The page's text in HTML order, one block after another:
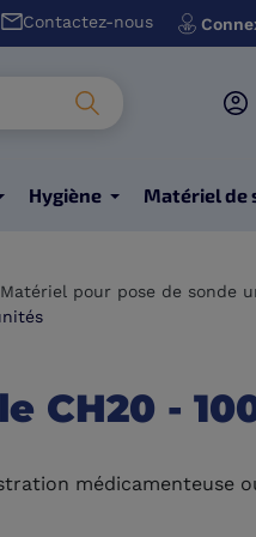
Contactez-nous
Hygiène Matériel de
Matériel pour pose de sonde
CH20 -
médicamenteuse